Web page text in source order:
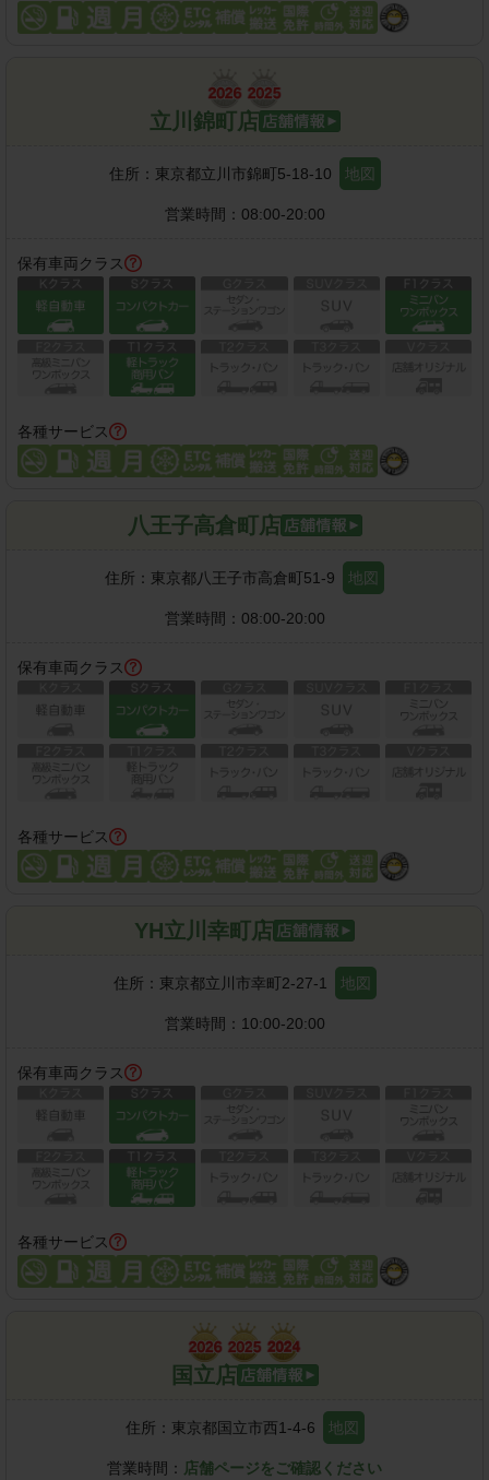
立川錦町店
住所： 東京都立川市錦町5-18-10 地図
営業時間： 08:00-20:00
保有車両クラス
各種サービス
八王子高倉町店
住所： 東京都八王子市高倉町51-9 地図
営業時間： 08:00-20:00
保有車両クラス
各種サービス
YH立川幸町店
住所： 東京都立川市幸町2-27-1 地図
営業時間： 10:00-20:00
保有車両クラス
各種サービス
国立店
住所： 東京都国立市西1-4-6 地図
営業時間： 店舗ページをご確認ください